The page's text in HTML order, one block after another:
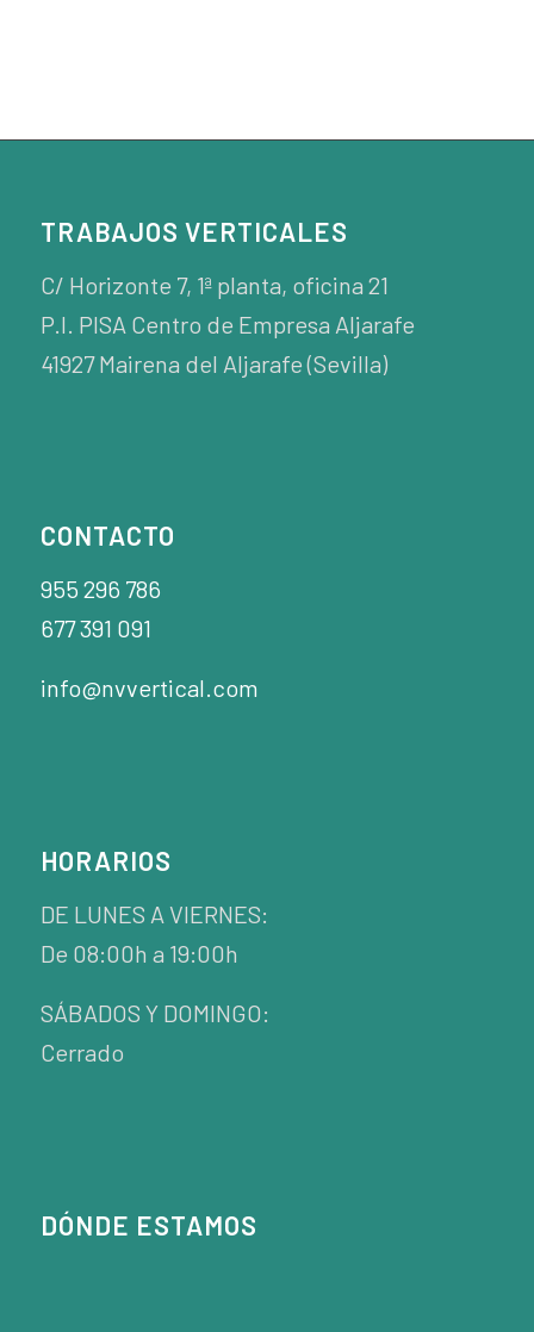
TRABAJOS VERTICALES
C/ Horizonte 7, 1ª planta, oficina 21
P.I. PISA Centro de Empresa Aljarafe
41927 Mairena del Aljarafe (Sevilla)
CONTACTO
955 296 786
677 391 091
info@nvvertical.com
HORARIOS
DE LUNES A VIERNES:
De 08:00h a 19:00h
SÁBADOS Y DOMINGO:
Cerrado
DÓNDE ESTAMOS